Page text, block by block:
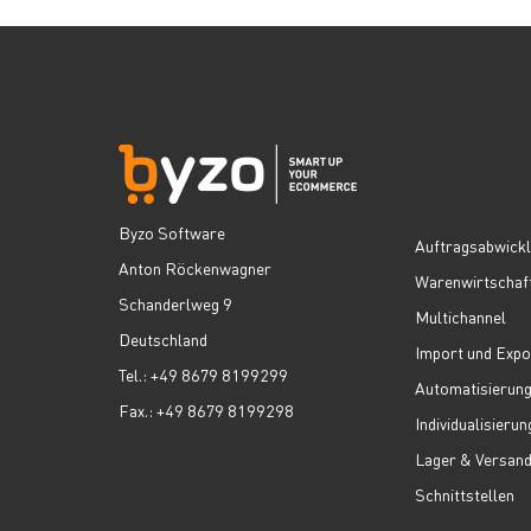
Byzo Software
Anton Röckenwagner
Schanderlweg 9
Deutschland
Tel.: +49 8679 8199299
Fax.: +49 8679 8199298
Multichannel
Import und
Lager & Versand
Schnittstellen